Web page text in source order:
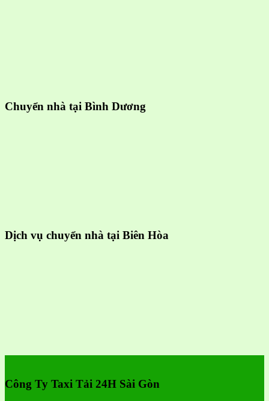
Chuyển nhà tại Bình Dương
Dịch vụ chuyển nhà tại Biên Hòa
Công Ty Taxi Tải 24H Sài Gòn